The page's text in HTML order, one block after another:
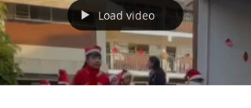
Load video